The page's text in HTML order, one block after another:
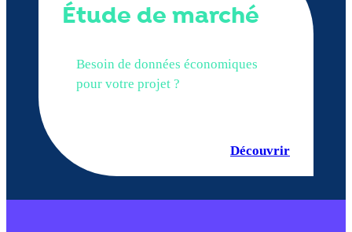
Étude de marché
Besoin de données économiques
pour votre projet ?
Découvrir